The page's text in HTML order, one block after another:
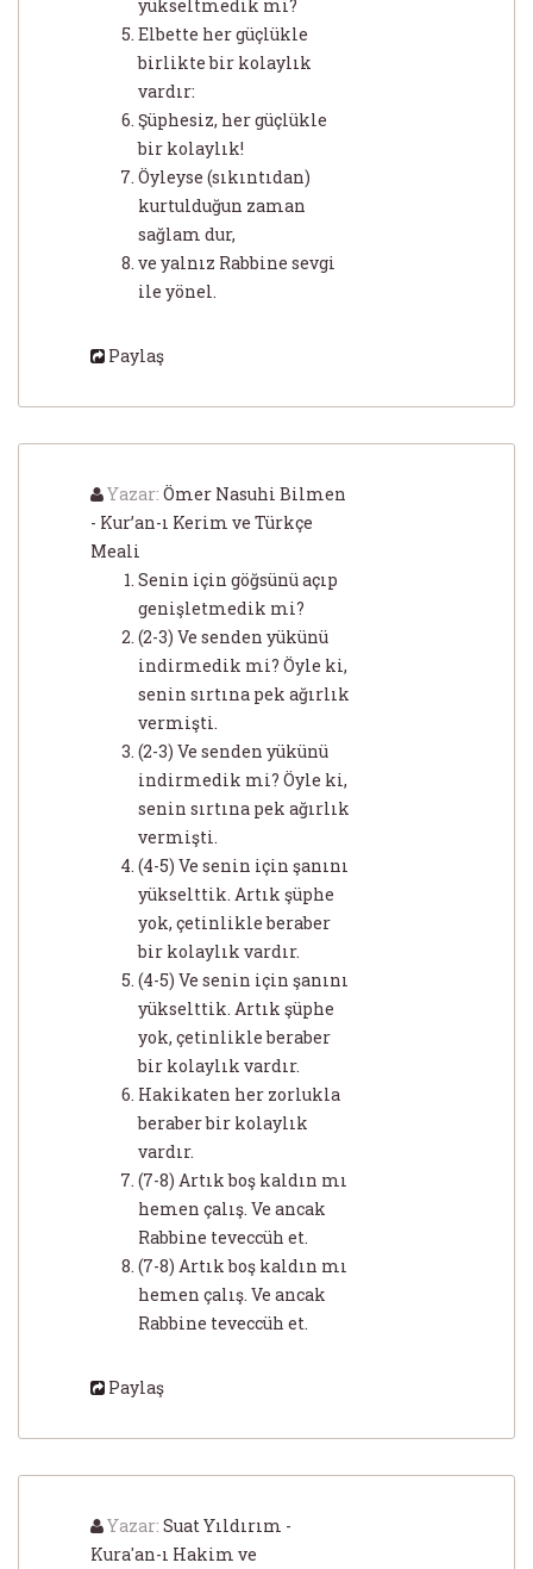
yükseltmedik mi?
Elbette her güçlükle
birlikte bir kolaylık
vardır:
Şüphesiz, her güçlükle
bir kolaylık!
Öyleyse (sıkıntıdan)
kurtulduğun zaman
sağlam dur,
ve yalnız Rabbine sevgi
ile yönel.
Paylaş
Yazar: Ömer Nasuhi Bilmen
- Kur’an-ı Kerim ve Türkçe
Meali
Senin için göğsünü açıp
genişletmedik mi?
(2-3) Ve senden yükünü
indirmedik mi? Öyle ki,
senin sırtına pek ağırlık
vermişti.
(2-3) Ve senden yükünü
indirmedik mi? Öyle ki,
senin sırtına pek ağırlık
vermişti.
(4-5) Ve senin için şanını
yükselttik. Artık şüphe
yok, çetinlikle beraber
bir kolaylık vardır.
(4-5) Ve senin için şanını
yükselttik. Artık şüphe
yok, çetinlikle beraber
bir kolaylık vardır.
Hakikaten her zorlukla
beraber bir kolaylık
vardır.
(7-8) Artık boş kaldın mı
hemen çalış. Ve ancak
Rabbine teveccüh et.
(7-8) Artık boş kaldın mı
hemen çalış. Ve ancak
Rabbine teveccüh et.
Paylaş
Yazar: Suat Yıldırım -
Kura'an-ı Hakim ve